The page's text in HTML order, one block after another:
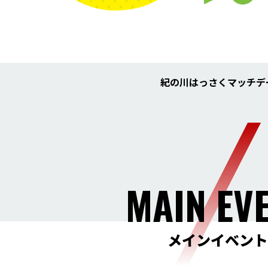
紀の川はっさくマッチデ
MAIN
メインイベント